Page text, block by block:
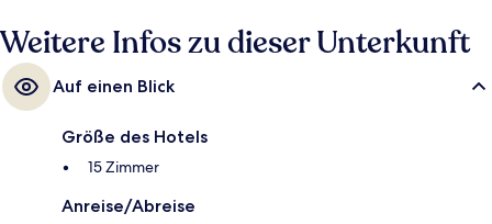
Weitere Infos zu dieser Unterkunft
Auf einen Blick
Größe des Hotels
15 Zimmer
Anreise/Abreise